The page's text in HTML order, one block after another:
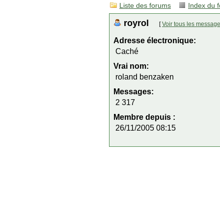
Liste des forums Index du
royrol [Voir tous les
Adresse électronique:
Caché
Vrai nom:
roland benzaken
Messages:
2 317
Membre depuis :
26/11/2005 08:15